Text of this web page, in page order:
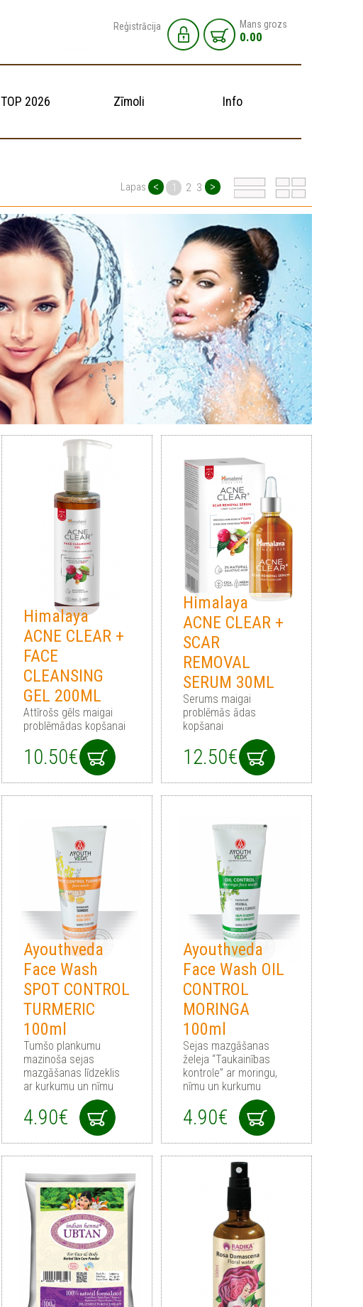
Reģistrācija Mans grozs
0.00
TOP 2026 Zīmoli Info
Lapas < 1 2 3 >
Himalaya
ACNE CLEAR +
FACE
CLEANSING
GEL 200ML
Attīrošs gēls maigai
problēmādas kopšanai
10.50€
Himalaya
ACNE CLEAR +
SCAR
REMOVAL
SERUM 30ML
Serums maigai
problēmās ādas
kopšanai
12.50€
Ayouthveda
Face Wash
SPOT CONTROL
TURMERIC
100ml
Tumšo plankumu
mazinoša sejas
mazgāšanas līdzeklis
ar kurkumu un nīmu
4.90€
Ayouthveda
Face Wash OIL
CONTROL
MORINGA
100ml
Sejas mazgāšanas
želeja “Taukainības
kontrole” ar moringu,
nīmu un kurkumu
4.90€